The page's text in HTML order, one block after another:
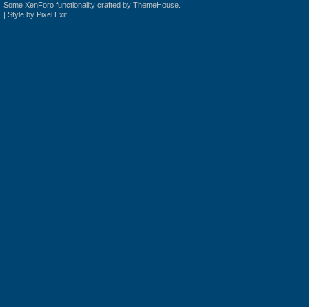
Some XenForo functionality crafted by ThemeHouse
| Style by Pixel Exit